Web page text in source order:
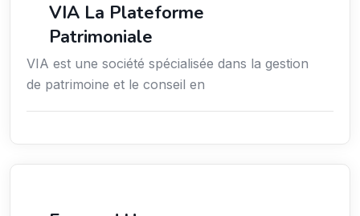
VIA La Plateforme
Patrimoniale
VIA est une société spécialisée dans la gestion
de patrimoine et le conseil en